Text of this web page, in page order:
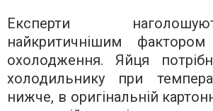
Експерти
найкритичнішим фактором
охолодження. Яйця
холодильнику при
нижче, в оригінальній